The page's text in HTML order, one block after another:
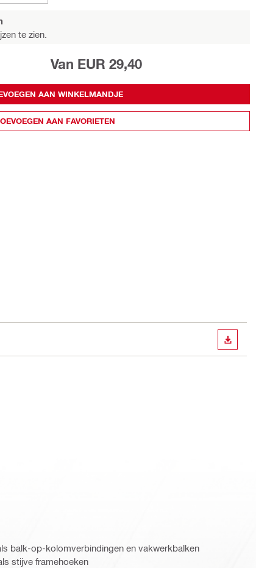
te zien.
Van EUR 29,40
AAN WINKELMANDJE
AAN FAVORIETEN
balk-op-kolomverbindingen en vakwerkbalken
stijve framehoeken